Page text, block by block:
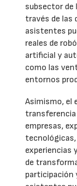
subsector de
través de las
asistentes
reales de
artificial y
como las
entornos
Asimismo, el
empresas,
experiencias
de
participación